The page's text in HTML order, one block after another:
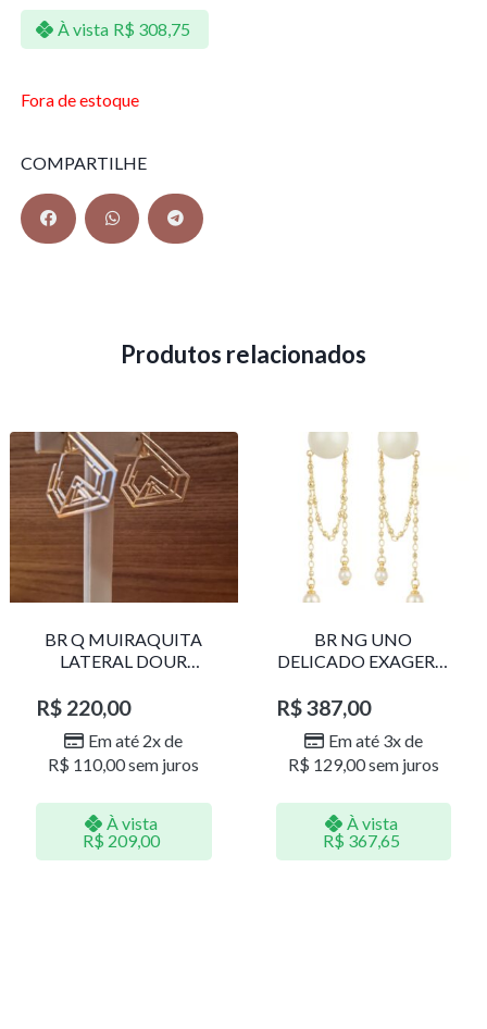
À vista R$ 308,75
Fora de estoque
COMPARTILHE
Produtos relacionados
BR Q MUIRAQUITA
LATERAL DOUR
R$ 220,00
Em até 2x de
R$ 110,00sem juros
À vista
R$ 209,00
BR NG UNO
DELICADO EXAGERO
R$387,00
Em até 3x de
R$ 129,00sem juros
À vista
R$ 367,65